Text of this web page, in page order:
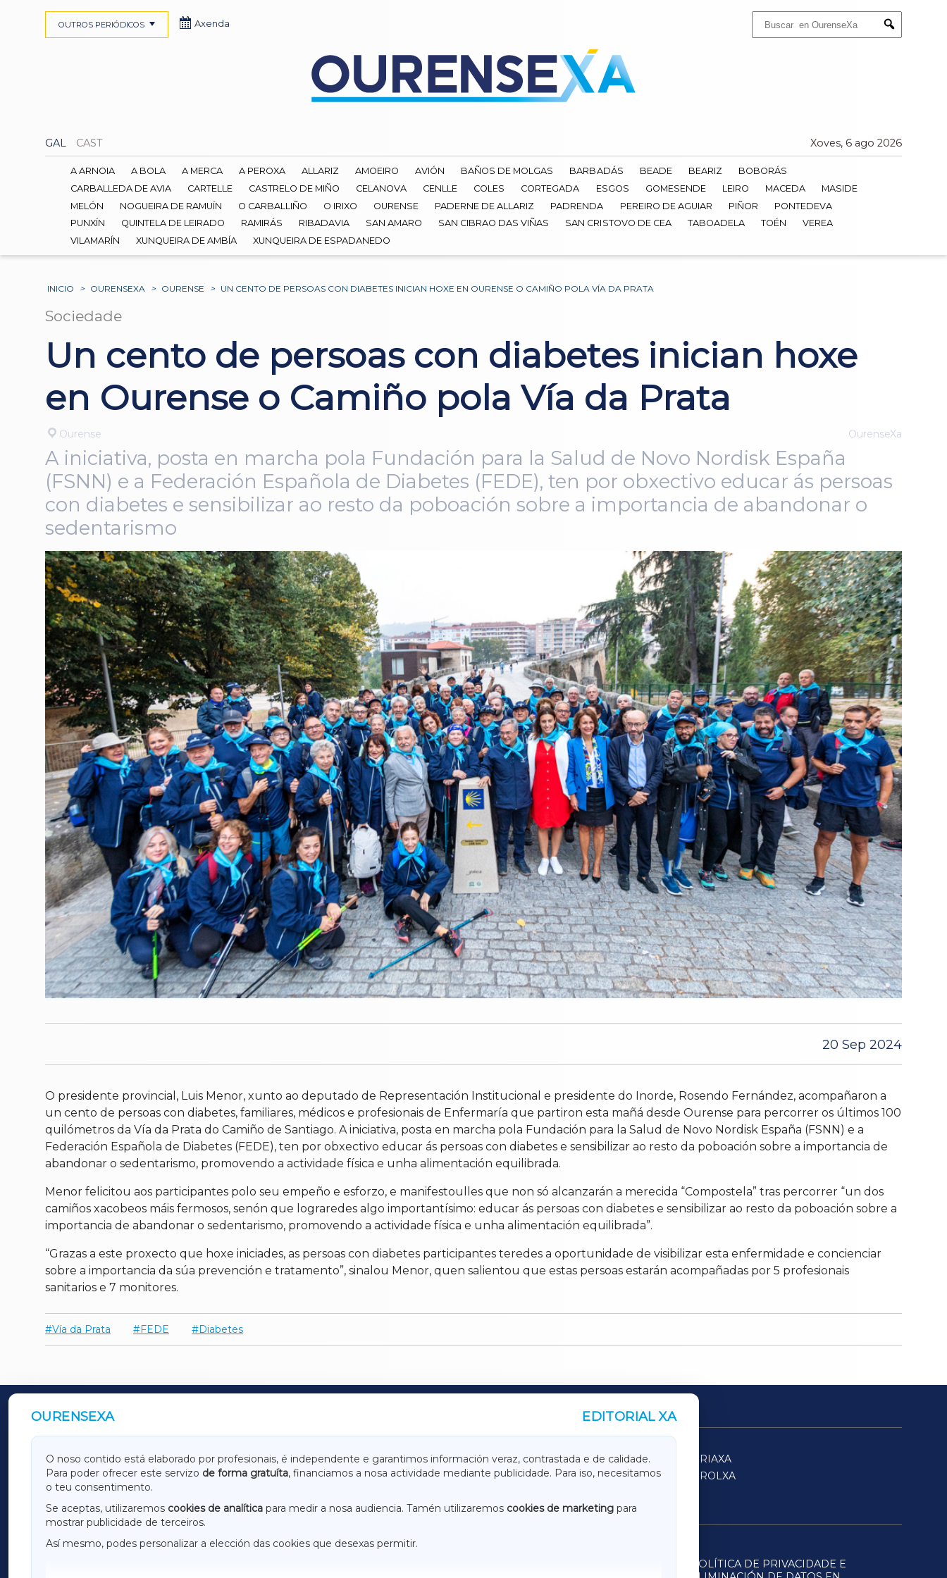
Submit
GAL CAST Xoves, 6 ago 2026
OUTROS PERIÓDICOS Axenda
A ARNOIA A BOLA A MERCA A PEROXA ALLARIZ AMOEIRO AVIÓN BAÑOS DE MOLGAS BARBADÁS BEADE BEARIZ
BOBORÁS
CARBALLEDA DE AVIA
CARTELLE CASTRELO DE MIÑO CELANOVA CENLLE COLES CORTEGADA ESGOS GOMESENDE LEIRO MACEDA
MASIDE
MELÓN
NOGUEIRA DE RAMUÍN O CARBALLIÑO O IRIXO OURENSE PADERNE DE ALLARIZ PADRENDA PEREIRO DE AGUIAR PIÑOR
PONTEDEVA
PUNXÍN
QUINTELA DE LEIRADO RAMIRÁS RIBADAVIA SAN AMARO SAN CIBRAO DAS VIÑAS SAN CRISTOVO DE CEA TABOADELA TOÉN
VEREA
VILAMARÍN
XUNQUEIRA DE AMBÍA XUNQUEIRA DE ESPADANEDO
INICIO > OURENSEXA > OURENSE > UN CENTO DE PERSOAS CON DIABETES INICIAN HOXE EN OURENSE O CAMIÑO POLA VÍA DA PRATA
Sociedade
Un cento de persoas con diabetes inician hoxe
en Ourense o Camiño pola Vía da Prata
Ourense OurenseXa
A iniciativa, posta en marcha pola Fundación para la Salud de Novo Nordisk España
(FSNN) e a Federación Española de Diabetes (FEDE), ten por obxectivo educar ás persoas
con diabetes e sensibilizar ao resto da poboación sobre a importancia de abandonar o
sedentarismo
20 Sep 2024
O presidente provincial, Luis Menor, xunto ao deputado de Representación Institucional e presidente do Inorde, Rosendo Fernández, acompañaron a
un cento de persoas con diabetes, familiares, médicos e profesionais de Enfermaría que partiron esta mañá desde Ourense para percorrer os últimos 100
quilómetros da Vía da Prata do Camiño de Santiago. A iniciativa, posta en marcha pola Fundación para la Salud de Novo Nordisk España (FSNN) e a
Federación Española de Diabetes (FEDE), ten por obxectivo educar ás persoas con diabetes e sensibilizar ao resto da poboación sobre a importancia de
abandonar o sedentarismo, promovendo a actividade física e unha alimentación equilibrada.
Menor felicitou aos participantes polo seu empeño e esforzo, e manifestoulles que non só alcanzarán a merecida “Compostela” tras percorrer “un dos
camiños xacobeos máis fermosos, senón que lograredes algo importantísimo: educar ás persoas con diabetes e sensibilizar ao resto da poboación sobre a
importancia de abandonar o sedentarismo, promovendo a actividade física e unha alimentación equilibrada”.
“Grazas a este proxecto que hoxe iniciades, as persoas con diabetes participantes teredes a oportunidade de visibilizar esta enfermidade e concienciar
sobre a importancia da súa prevención e tratamento”, sinalou Menor, quen salientou que estas persoas estarán acompañadas por 5 profesionais
sanitarios e 7 monitores.
Vía da Prata FEDE Diabetes
OURENSEXA EDITORIAL XA
O noso contido está elaborado por profesionais, é independente e garantimos información veraz, contrastada e de calidade.
Para poder ofrecer este servizo de forma gratuíta, financiamos a nosa actividade mediante publicidade. Para iso, necesitamos
o teu consentimento.
Se aceptas, utilizaremos cookies de analítica para medir a nosa audiencia. Tamén utilizaremos cookies de marketing para
mostrar publicidade de terceiros.
Así mesmo, podes personalizar a elección das cookies que desexas permitir.
OUTROS PERIÓDICOS
GALICIAXA LUGOXA TERRACHAXA
SARRIAXA
AMARIÑAXA
RIBEIRASACRAXA ACORUÑAXA
FERROLXA
OURENSEXA
POLÍTICA DE PRIVACIDADE E